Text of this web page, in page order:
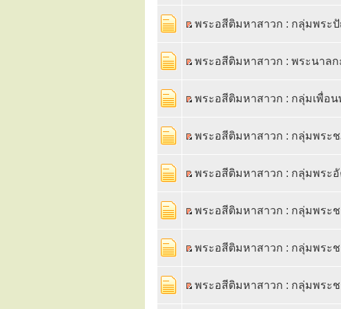
พระอสีติมหาสาวก : กลุ่มพระ
พระอสีติมหาสาวก : พระนาลก
พระอสีติมหาสาวก : กลุ่มเพื่อน
พระอสีติมหาสาวก : กลุ่มพระ
พระอสีติมหาสาวก : กลุ่มพระ
พระอสีติมหาสาวก : กลุ่มพระ
พระอสีติมหาสาวก : กลุ่มพระ
พระอสีติมหาสาวก : กลุ่มพระ